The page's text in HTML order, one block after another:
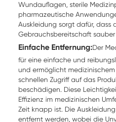
Wundauflagen, sterile
pharmazeutische
Auskleidung sorgt dafür, dass
Gebrauchsbereitschaft
Einfache Entfernung:Der
für eine einfache und
und ermöglicht
schnellen Zugriff auf das
beschädigen. Diese
Effizienz im medizinischen
Zeit knapp ist. Die
entfernt werden, wobei die